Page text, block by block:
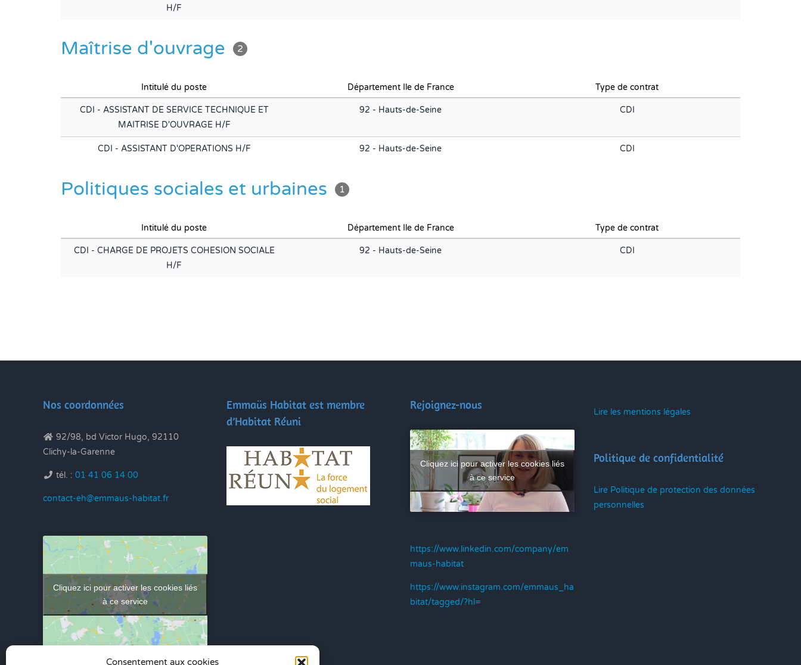
Consentement aux cookies
H/F
Maîtrise d'ouvrage 2
Intitulé du poste Département Ile de France Type de contrat
CDI - ASSISTANT DE SERVICE TECHNIQUE ET
MAITRISE D'OUVRAGE H/F
92 - Hauts-de-Seine CDI
CDI - ASSISTANT D'OPERATIONS H/F 92 - Hauts-de-Seine CDI
Politiques sociales et urbaines 1
Intitulé du poste Département Ile de France Type de contrat
CDI - CHARGE DE PROJETS COHESION SOCIALE
H/F
92 - Hauts-de-Seine CDI
Nos coordonnées
92/98, bd Victor Hugo, 92110
Clichy-la-Garenne
tél. : 01 41 06 14 00
contact-eh@emmaus-habitat.fr
Cliquez ici pour activer les cookies liés
à ce service
Emmaüs Habitat est membre
d’Habitat Réuni
Rejoignez-nous
Cliquez ici pour activer les cookies liés
à ce service
https://www.linkedin.com/company/em
maus-habitat
https://www.instagram.com/emmaus_ha
bitat/tagged/?hl=
Lire les mentions légales
Politique de confidentialité
Lire Politique de protection des données
personnelles